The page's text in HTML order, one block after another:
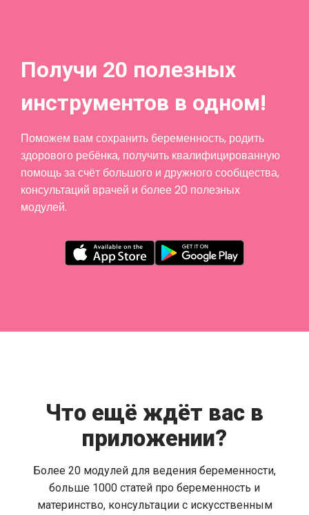
Получи 20 полезных
инструментов в одном!
Поможем вам сохранить беременность, родить
здорового ребёнка, получить квалифицированную
помощь за счёт большого и дружного сообщества,
консультаций врачей и более 20 полезных
модулей.
Что ещё ждёт вас в
приложении?
Более 20 модулей для ведения беременности,
больше 1000 статей про беременность и
материнство, консультации с искусственным